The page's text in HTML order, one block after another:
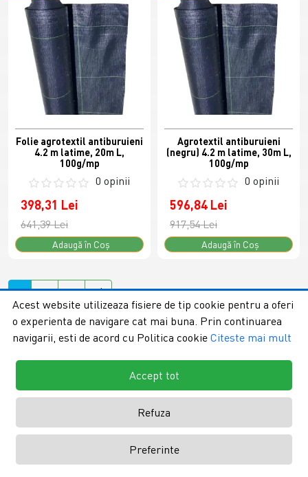
Folie agrotextil antiburuieni
4.2 m latime, 20m L,
100g/mp
0 opinii
398,31 Lei
641,39 Lei
Adaugă în Coş
Agrotextil antiburuieni
(negru) 4.2 m latime, 30m L,
100g/mp
0 opinii
596,84 Lei
917,54 Lei
Adaugă în Coş
1 2 >
>|
Agrotextil 100gr/mp: Performanta si
Protectie pentru Culturi de Durata
Descopera performanta unuiagrotextil 100gr/mp
profesional, creat special pentru proiecte care necesita
durabilitate maxima si o rezistenta superioara in timp!
Acest
actioneaza ca un scut activ care
blocheaza eficient lumina solara, stopand astfel procesul de
Acest website utilizeaza fisiere de tip cookie pentru a oferi
o experienta de navigare cat mai buna. Prin continuarea
navigarii, esti de acord cu Politica cookie Citeste mai mult
Accept tot
Refuza
Preferinte